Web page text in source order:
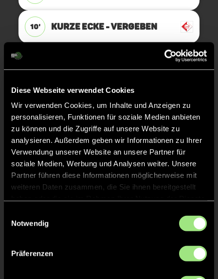
Diese Webseite verwendet Cookies
Wir verwenden Cookies, um Inhalte und Anzeigen zu
personalisieren, Funktionen für soziale Medien anbieten
zu können und die Zugriffe auf unsere Website zu
analysieren. Außerdem geben wir Informationen zu Ihrer
Verwendung unserer Website an unsere Partner für
soziale Medien, Werbung und Analysen weiter. Unsere
Partner führen diese Informationen möglicherweise mit
weiteren Daten zusammen, die Sie ihnen bereitgestellt
Notwendig
Präferenzen
10' KURZE ECKE - VERGEBEN
7' KURZE ECKE - VERGEBEN
7' KURZE ECKE
6' TOR 1:1, FELDTOR